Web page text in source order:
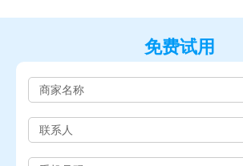
免费试用